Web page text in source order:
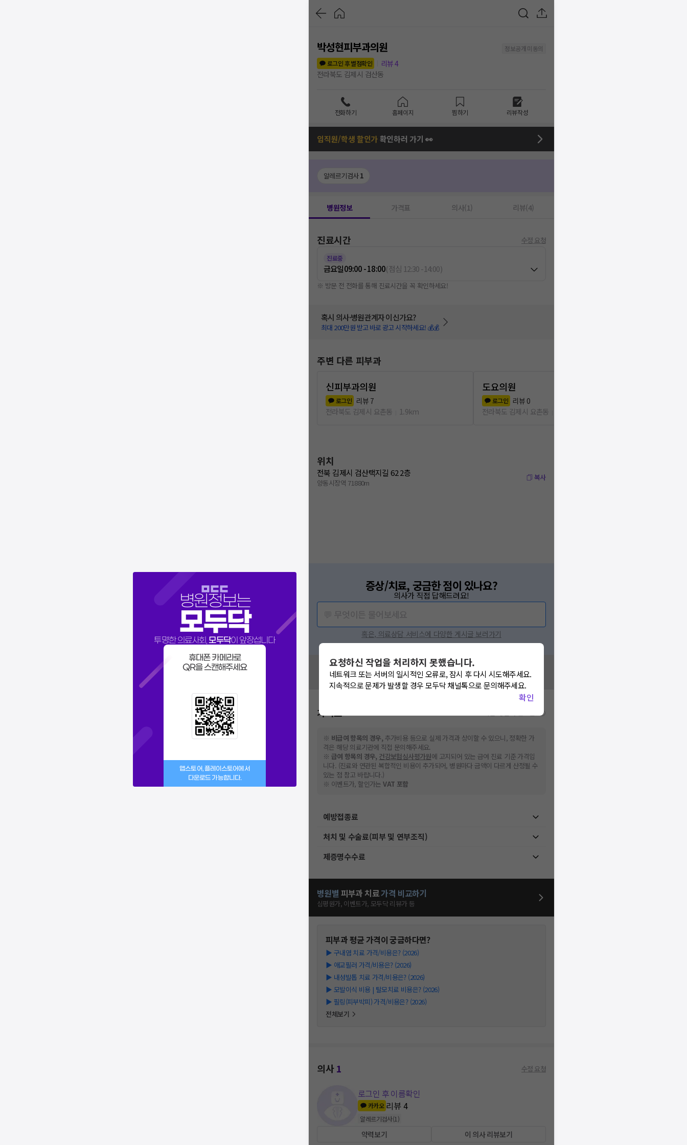
병원정보는
모두닥
투명한 의료사회, 모두닥이 앞장섭니다
휴대폰 카메라로
QR을 스캔해주세요
앱스토어, 플레이스토어에서
다운로드 가능합니다.
박성현피부과의원
정보공개 미동의
로그인 후 별점확인
리뷰4
전라북도 김제시 검산동
전화하기 홈페이지 찜하기 리뷰작성
임직원/학생 할인가확인하러 가기 👀
알레르기검사1
병원정보 가격표 의사(1) 리뷰(4)
진료시간 수정 요청
진료중
금요일09:00 - 18:00(점심 12:30-14:00)
※ 방문 전 전화를 통해 진료시간을 꼭 확인하세요!
혹시 의사·병원관계자 이신가요?
최대 200만원 받고 바로 광고 시작하세요! 💰💰
주변 다른 피부과
신피부과의원
로그인 리뷰 7
전라북도 김제시 요촌동
1.9km
도요의원
로그인 리뷰 0
전라북도 김제시 요촌동
위치
전북 김제시 검산택지길 62 2층
양동시장역 71880m
복사
증상/치료, 궁금한 점이 있나요?
의사가 직접 답해드려요!
혹은, 의료상담 서비스에 다양한 게시글 보러가기
혹시 잘못된 병원정보가 있나요?
모두닥 팀에 알려주세요!
가격표
※ 비급여 항목의 경우, 추가비용 등으로 실제 가격과 상이할 수 있으니, 정확한 가
격은 해당 의료기관에 직접 문의해주세요.
※ 급여 항목의 경우, 건강보험심사평가원에 고지되어 있는 급여 진료 기준 가격입
니다. (진료와 연관된 복합적인 비용이 추가되어, 병원마다 금액이 다르게 산정될 수
있는 점 참고 바랍니다.)
※ 이벤트가, 할인가는VAT 포함
예방접종료
처치 및 수술료(피부 및 연부조직)
제증명수수료
병원별 피부과 치료가격 비교하기
심평원가, 이벤트가, 모두닥 리뷰가 등
피부과평균 가격이 궁금하다면?
▶ 구내염 치료 가격/비용은? (2026)
▶ 애교필러 가격/비용은? (2026)
▶ 내성발톱 치료 가격/비용은? (2026)
▶ 모발이식 비용 | 탈모치료 비용은? (2026)
▶ 필링(피부박피) 가격/비용은? (2026)
전체보기
의사1 수정 요청
로그인 후 이름확인
카카오 리뷰4
알레르기검사(1 )
약력보기 이 의사 리뷰보기
요청하신 작업을 처리하지 못했습니다.
네트워크 또는 서버의 일시적인 오류로, 잠시 후 다시 시도해주세요.
지속적으로 문제가 발생할 경우 모두닥 채널톡으로 문의해주세요.
확인